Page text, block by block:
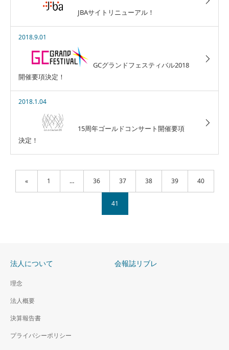
JBAサイトリニューアル！
2018.9.01
GCグランドフェスティバル2018
開催要項決定！
2018.1.04
15周年ゴールドコンサート開催要項
決定！
« 1 … 36 37 38 39 40
41
法人について
理念
法人概要
決算報告書
プライバシーポリシー
会報誌リブレ